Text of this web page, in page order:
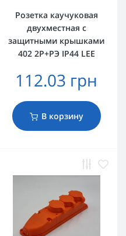
Розетка каучуковая
двухместная с
защитными крышками
402 2Р+РЭ IP44 LEE
112.03 грн
В корзину